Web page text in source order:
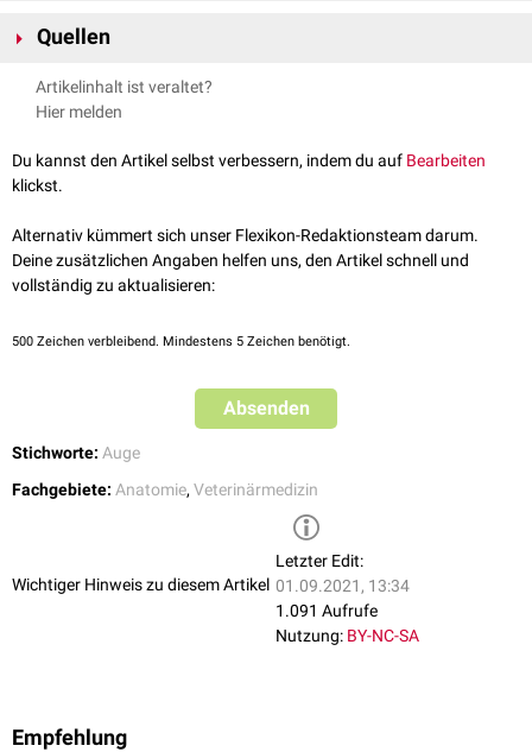
Verlauf
Tränenbeins-ventromedialin der
Musculus rectus ventralis
Musculus rectus lateralisventrolateralan derSklera .
Der Musculus obliquus ventralis ermöglicht zusammen mit dem
Musculus obliquus dorsaliseineRotation um die Augenachse und
verbessert die Stabilität des Augapfels während der
erfolgt durch denNervus oculomotorius
Quellen
Salomon FV, Geyer H, Uwe G. 2008. Anatomie für die Tiermedizin. 2.,
aktualisierte und erweiterte Auflage. Stuttgart: Enke Verlag in MVS
Nickel R, Schummer A, Seiferle E. 2003. Lehrbuch der Anatomie der
Haustiere, Band IV: Nervensystem. 4., unveränderte Auflage.
ISBN: 978-3-8304-4150-2
Artikelinhalt ist veraltet?
Hier melden
Du kannst den Artikel selbst verbessern, indem du auf Bearbeiten
klickst.
Alternativ kümmert sich unser Flexikon-Redaktionsteam darum.
Deine zusätzlichen Angaben helfen uns, den Artikel schnell und
vollständig zu aktualisieren:
500 Zeichen verbleibend. Mindestens 5 Zeichen benötigt.
Absenden
Stichworte: Auge
Fachgebiete: Anatomie, Veterinärmedizin
Wichtiger Hinweis zu diesem Artikel
Letzter Edit:
01.09.2021, 13:34
1.091 Aufrufe
Nutzung: BY-NC-SA
Empfehlung